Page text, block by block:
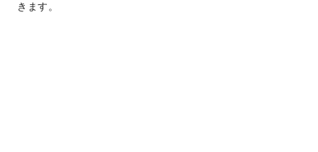
きます。